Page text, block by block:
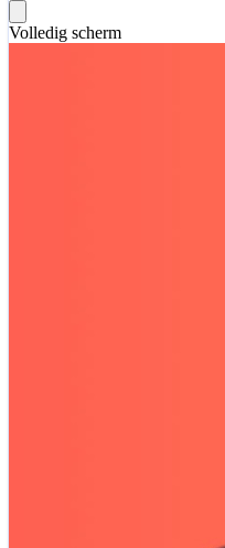
Volledig scherm